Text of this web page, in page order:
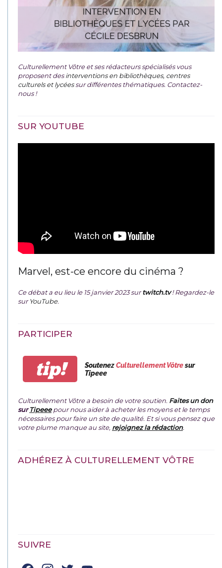
Culturellement Vôtre et ses rédacteurs spécialisés vous
proposent desinterventions en bibliothèques, centres
culturels et lycéessur différentes thématiques. Contactez-
nous !
SUR YOUTUBE
Marvel, est-ce encore du cinéma ?
Ce débat a eu lieu le 15 janvier 2023 surtwitch.tv ! Regardez-le
surYouTube.
PARTICIPER
tip! SoutenezCulturellement Vôtresur
Tipeee
Culturellement Vôtre a besoin de votre soutien. Faites un don
surTipeeepour nous aider à acheter les moyens et le temps
nécessaires pour faire un site de qualité. Et si vous pensez que
votre plume manque au site, rejoignez la rédaction.
ADHÉREZ À CULTURELLEMENT VÔTRE
SUIVRE